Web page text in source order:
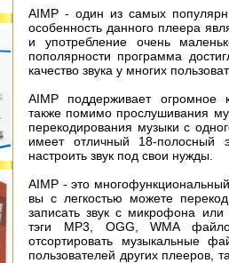
AIMP - один из самых
особенность данного плеера
и употребление очень
пополярности программа
качество звука у многих
AIMP поддерживает огромное
также помимо прослушивания
перекодирования музыки с
имеет отличный 18-полосный
настроить звук под свои нужды.
AIMP - это
вы с легкостью можете
записать звук с микрофона или
тэги MP3, OGG, WMA
отсортировать музыкальные
пользователей других плееров,